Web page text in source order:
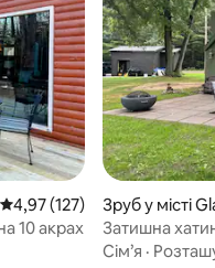
Середня оцінка: 4,97 з 5,
4,97 (127)
10 акрах
Зруб у місті
Затишна
прекрасним
Сім’я ·